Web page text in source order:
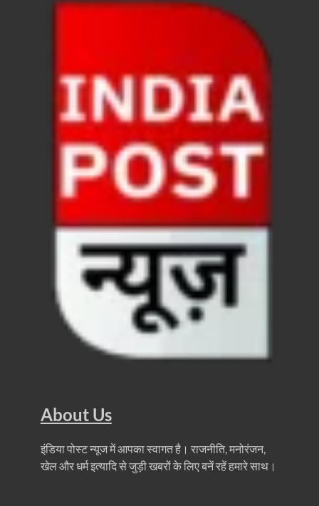
Jan-Jan Ki Sarkar: धामी मॉडल ने शासन को जनता के
Ankita Bhandari Case: अंकिता भंडारी केस से संबंधित
Uttarkhand Development Project: मुख्यमंत्री ने
Aravalli Satyagraha Yatra: अरावली की रक्षा के लिए
Rhythm of the Universe: यशोभूमि में ‘रिदम ऑफ
Voter Mapping: मतदाता मैपिंग आसान बनाने के लिए
PM Adarsh Gram Yojana: योगी सरकार का बड़ा कदम,
Rabri Devi Residence: रात के अंधेरे में खाली होने लगा
Nainital Winter Carnival: मुख्यमंत्री पुष्कर सिंह धामी ने
Railway West Bengal Project: भारतीय रेलवे ने
PM Modi Lucknow Visit… जब मंच से पीएम मोदी ने की
Indramani Badoni Jayanti: उत्तराखंड के गांधी को
About Us
इंडिया पोस्ट न्यूज में आपका स्वागत है। राजनीति, मनोरंजन,
खेल और धर्म इत्यादि से जुड़ी खबरों के लिए बनें रहें हमारे साथ।